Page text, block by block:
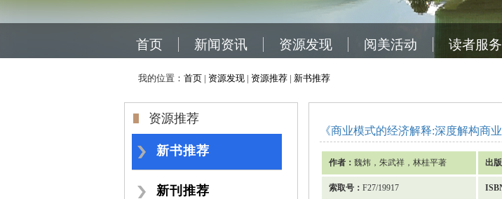
首页 新闻资讯 资源发现 阅美活动 读者服务
我的位置： 首页 | 资源发现 | 资源推荐 | 新书推荐
资源推荐
新书推荐
新刊推荐
《商业模式的经济解释:深度解构商
作者： 魏炜，朱武祥，林桂平著 出
索取号： F27/19917